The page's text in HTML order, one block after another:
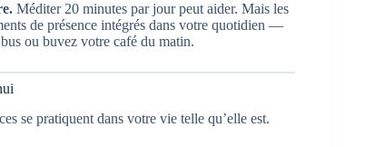
Méditer 20 minutes par jour peut aider. Mais les
de présence intégrés dans votre quotidien —
ou buvez votre café du matin.
se pratiquent dans votre vie telle qu’elle est.